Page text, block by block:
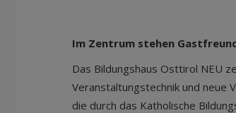
Im Zentrum stehen
Das Bildungshaus Osttirol NEU
Veranstaltungstechnik und neue
die durch das Katholische